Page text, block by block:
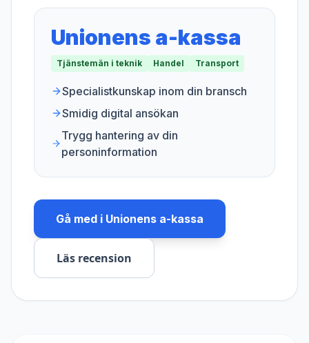
Unionens a-kassa
Tjänstemän i teknik Handel Transport
Specialistkunskap inom din bransch
Smidig digital ansökan
Trygg hantering av din
personinformation
Gå med i Unionens a-kassa
Läs recension